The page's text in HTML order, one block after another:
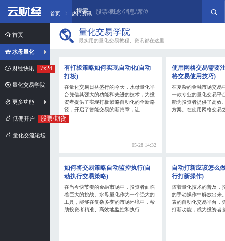
首页
水母量化
财经快讯 7x24
量化交易学院
更多功能
低佣开户 股票/期货
量化交流论坛
首页 热门资讯
搜索 股票/概念/消息/席位
量化交易学院
最实用的量化交易教程、资讯都在这里
有打板策略如何实现自动化(自动
打板)
在量化交易日益盛行的今天，水母量化平
台凭借其强大的功能和先进的技术，为投
资者提供了实现打板策略自动化的全新路
径，开启了智能交易的新篇章，让...
05-28 14:32
使用网格交易需要
格交易使用技巧)
在复杂的金融市场交易
一款专业的量化交易平
能为投资者提供了高效
方案。在使用网格交易
如何将交易策略自动监控执行(自
动执行交易策略)
在当今快节奏的金融市场中，投资者面临
着巨大的挑战。水母量化作为一个强大的
工具，能够在复杂多变的市场环境中，帮
助投资者精准、高效地监控和执行...
自动打新应该怎么
行打新操作)
随着量化技术的普及，
的手动操作中解放出来
表的自动化交易平台，
打新功能，成为投资者